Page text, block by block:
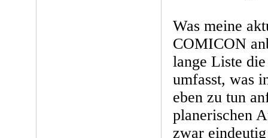
Was meine
COMICON
lange Liste
umfasst, was
eben zu tun
planerischen
zwar